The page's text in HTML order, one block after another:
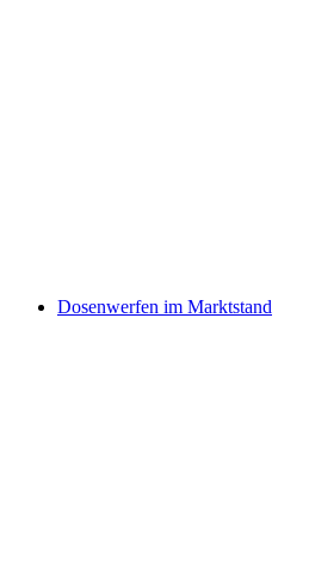
Dosenwerfen im Marktstand